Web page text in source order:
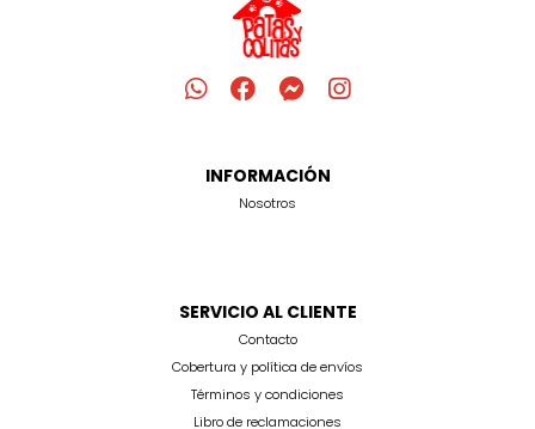
INFORMACIÓN
Nosotros
SERVICIO AL CLIENTE
Contacto
Cobertura y política de envíos
Términos y condiciones
Libro de reclamaciones